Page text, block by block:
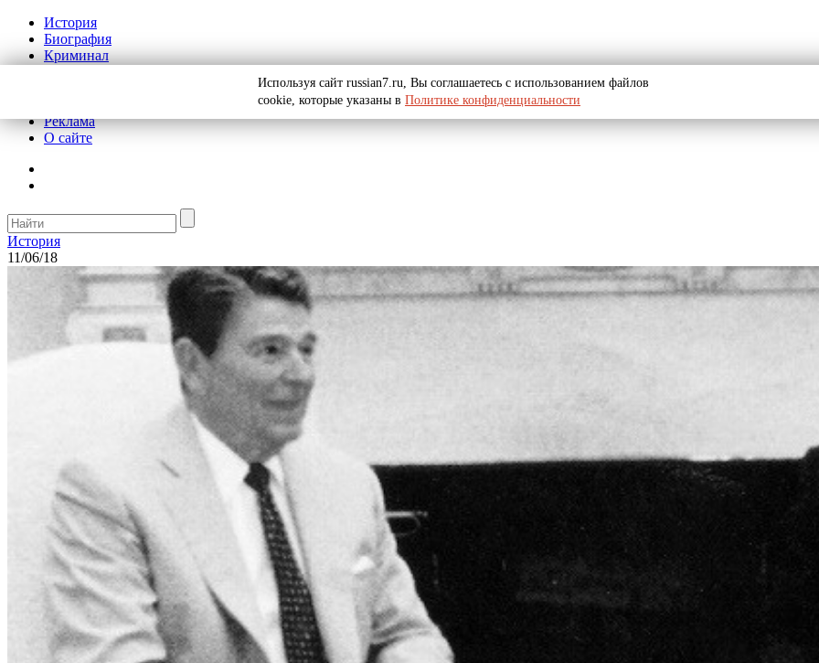
История
Биография
Криминал
Реклама
О сайте
История
11/06/18
Используя сайт russian7.ru, Вы соглашаетесь с использованием файлов
cookie, которые указаны в Политике конфиденциальности